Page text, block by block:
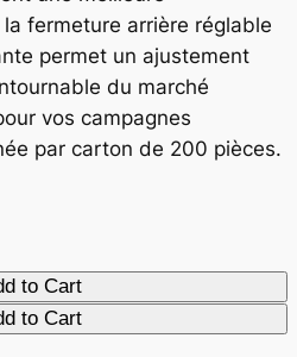
fermeture arrière réglable
permet un ajustement
du marché
vos campagnes
par carton de 200 pièces.
to Cart
to Cart